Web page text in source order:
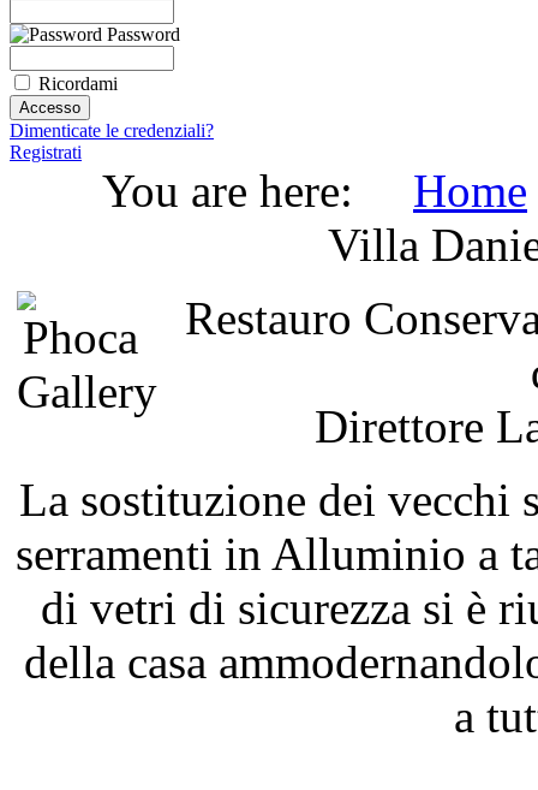
Password
Ricordami
Dimenticate le credenziali?
Registrati
You are here: Home
Villa
Restauro
Direttore
La sostituzione dei vecchi
serramenti in Alluminio a
di vetri di sicurezza si è
della casa
a